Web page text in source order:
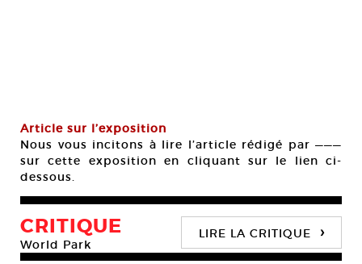
Article sur l’exposition
Nous vous incitons à lire l’article rédigé par ———
sur cette exposition en cliquant sur le lien ci-
dessous.
CRITIQUE
World Park
LIRE LA CRITIQUE ›